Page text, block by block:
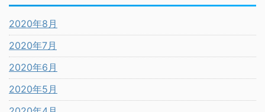
2020年8月
2020年7月
2020年6月
2020年5月